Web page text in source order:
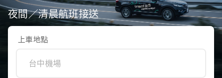
夜間／清晨航班接送
上車地點